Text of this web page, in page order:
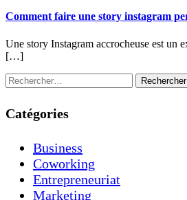
Comment faire une story instagram
Une story Instagram accrocheuse est un
[…]
R
e
h
Catégories
Business
Coworking
Entrepreneuriat
Marketing